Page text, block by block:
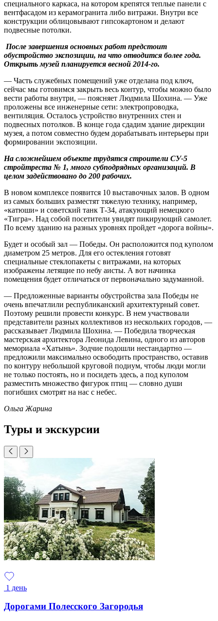
специального каркаса, на котором крепятся теплые панели с
вентфасадом из керамо­гранита либо витражи. Внутри все
конструкции облицовывают гипсокартоном и делают
подвесные потолки.
После завершения основных работ предстоит
обустройство экспозиции, на что отводится более года.
Открыть музей планируется весной 2014-го.
— Часть служебных помещений уже отделана под ключ,
сейчас мы готовимся закрыть весь контур, чтобы можно было
вести работы внутри, — поясняет Людмила Шохина. — Уже
проложены все инженерные сети: электропроводка,
вентиляция. Осталось устройство внутренних стен и
подвесных потолков. В конце года сдадим здание дирекции
музея, а потом совместно будем дорабатывать интерьеры при
формировании экспозиции.
На сложнейшем объекте трудятся строители СУ-5
стройтреста № 1, много субподрядных организаций. В
целом задействовано до 200 рабочих.
В новом комплексе появится 10 выставочных залов. В одном
из самых больших разместят тяжелую технику, например,
«катюши» и советский танк Т-34, атакующий немецкого
«Тигра». Над собой посетители увидят пикирующий самолет.
По всему зданию на разных уровнях пройдет «дорога войны».
Будет и особый зал — Победы. Он расположится под куполом
диаметром 25 метров. Для его остекления готовят
специальные стеклопакеты с витражами, на которых
изображены летящие по небу аисты. А вот начинка
помещения будет отличаться от первоначально задуманной.
— Предложенные варианты обустройства зала Победы не
очень впечатлили республиканский архитектурный совет.
Поэтому решили провести конкурс. В нем участвовали
представители разных коллективов из нескольких городов, —
рассказывает Людмила Шохина. — Победила творческая
мастерская архитектора Леонида Левина, одного из авторов
мемориала «Хатынь». Зодчие подошли нестандартно —
предложили максимально освободить пространство, оставив
по контуру небольшой круговой по­диум, чтобы люди могли
не только постоять, но и посидеть здесь, а под куполом
разместить множество фигурок птиц — словно души
погибших смотрят на нас с небес.
Ольга Жарина
Туры и экскурсии
1 день
Дорогами Полесского Загородья